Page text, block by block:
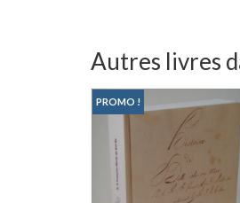
Autres livres
PROMO !